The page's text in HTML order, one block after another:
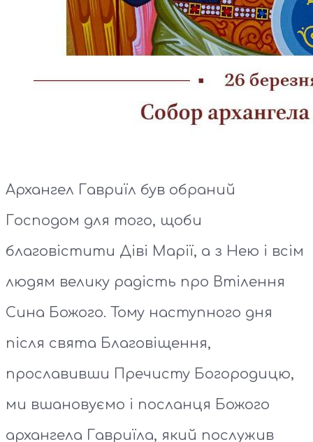
Архангел Гавриїл був обраний
Господом для того, щоби
благовістити Діві Марії, а з Нею і всім
людям велику радість про Втілення
Сина Божого. Тому наступного дня
після свята Благовіщення,
прославивши Пречисту Богородицю,
ми вшановуємо і посланця Божого
архангела Гавриїла, який послужив